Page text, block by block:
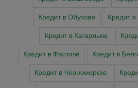
Кредит в Обухове Кредит
Кредит в Кагарлыке
Кредит в Фастове Кредит в
Кредит в Черноморске